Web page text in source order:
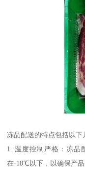
冻品配送的特点包括以下
1. 温度控制严格：冻品
在-18℃以下，以确保产品